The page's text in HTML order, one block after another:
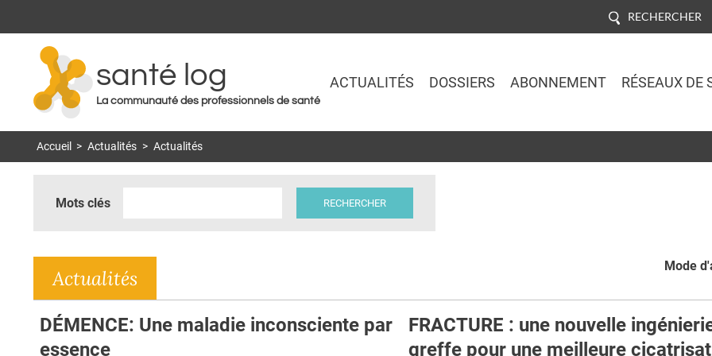
RECHERCHER
santé log
La communauté des professionnels de santé
ACTUALITÉS DOSSIERS ABONNEMENT RÉSEAUX DE
Accueil > Actualités > Actualités
Mots clés
Mode
Actualités
DÉMENCE: Une maladie inconsciente par
essence
FRACTURE : une nouvelle
greffe pour une meilleure